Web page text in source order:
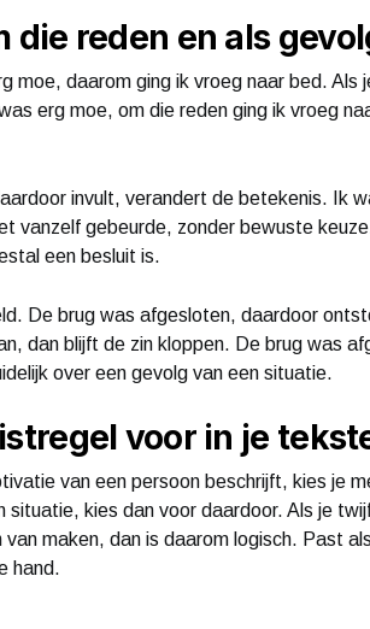
die reden en als
moe, daarom ging ik vroeg naar bed.
erg moe, om die reden ging ik vroeg
invult, verandert de betekenis. Ik
vanzelf gebeurde, zonder bewuste
een besluit is.
De brug was afgesloten, daardoor
dan blijft de zin kloppen. De brug was
over een gevolg van een situatie.
voor in je
van een persoon beschrijft, kies je
situatie, kies dan voor daardoor. Als je
van maken, dan is daarom logisch. Past
hand.